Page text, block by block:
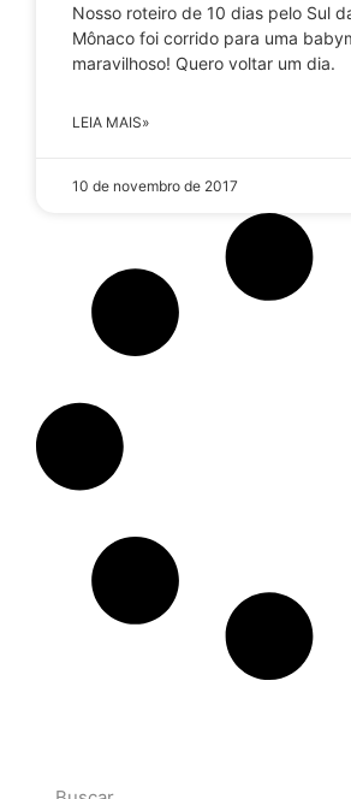
Nosso roteiro de 10 dias pelo Sul
Mônaco foi corrido para uma
maravilhoso! Quero voltar um dia.
LEIA MAIS»
10 de novembro de 2017